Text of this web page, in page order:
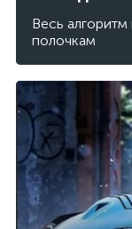
Весь
полочкам